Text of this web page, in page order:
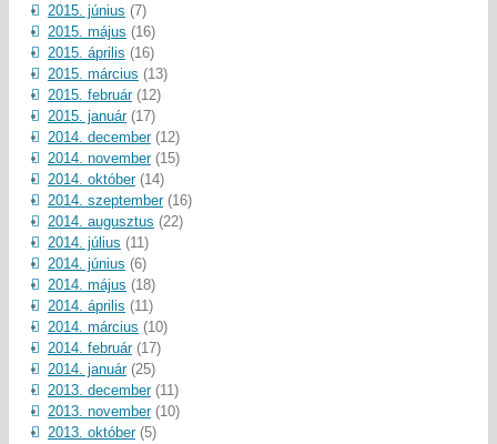
2015. június (7)
2015. május (16)
2015. április (16)
2015. március (13)
2015. február(12)
2015. január(17)
2014. december(12)
2014. november(15)
2014. október(14)
2014. szeptember(16)
2014. augusztus (22)
2014. július (11)
2014. június (6)
2014. május (18)
2014. április (11)
2014. március (10)
2014. február(17)
2014. január(25)
2013. december(11)
2013. november(10)
2013. október(5)